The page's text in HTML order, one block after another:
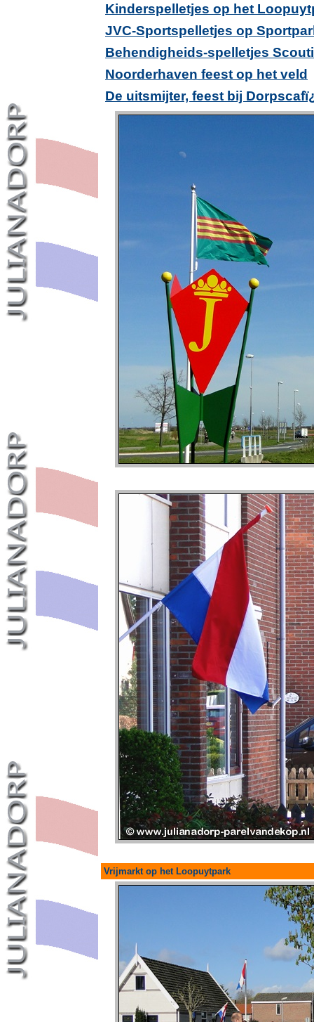
Kinderspelletjes op het
JVC-Sportspelletjes op
Behendigheids-spelletjes
Noorderhaven feest op het veld
De uitsmijter, feest bij
Vrijmarkt op het Loopuytpark